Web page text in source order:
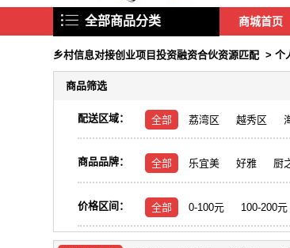
全部商品分类 商城首页
乡村信息对接创业项目投资融资合伙资源匹配 > 个
商品筛选
配送区域： 全部 荔湾区 越秀区
商品品牌： 全部 乐宜美 好雅 厨
价格区间： 全部 0-100元 100-200元